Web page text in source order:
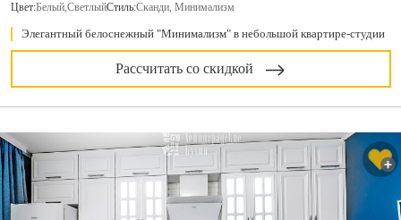
Цвет:Белый,СветлыйСтиль:Сканди, Минимализм
Элегантный белоснежный "Минимализм" в небольшой квартире-студии
Рассчитать со скидкой